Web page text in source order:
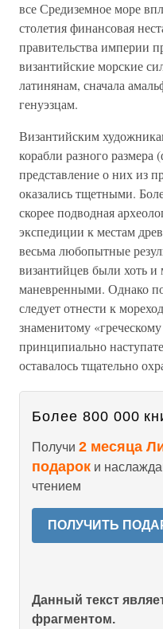
все Средиземное море
столетия финансовая
правительства империи
византийские морские
латинянам, сначала
генуэзцам.
Византийским
корабли разного
представление о них из
оказались тщетными.
скорее подводная
экспедиции к местам
весьма любопытные
византийцев были хоть
маневренными. Однако
следует отнести к
знаменитому
принципиально
оставалось тщательно
Более 800 000
Получи 2 месяца
подарок и
чтением
ПОЛУЧИТЬ
Данный текст
фрагментом.